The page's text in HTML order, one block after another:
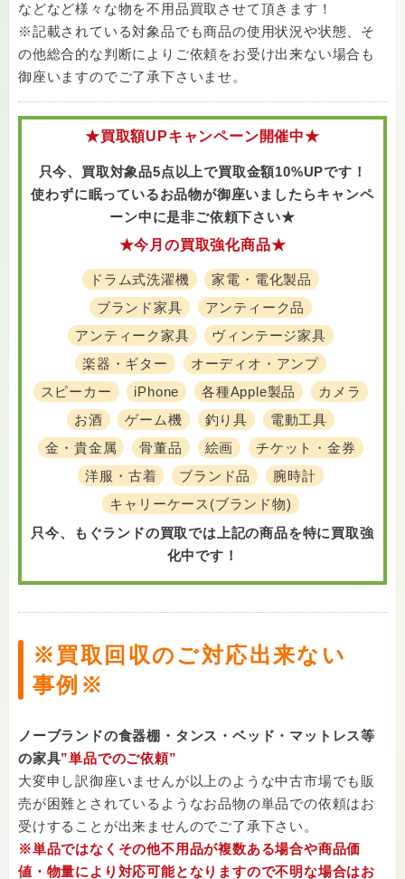
などなど様々な物を不用品買取させて頂きます！
※記載されている対象品でも商品の使用状況や状態、そ
の他総合的な判断によりご依頼をお受け出来ない場合も
御座いますのでご了承下さいませ。
★買取額UPキャンペーン開催中★
只今、買取対象品5点以上で買取金額10%UPです！
使わずに眠っているお品物が御座いましたらキャンペ
ーン中に是非ご依頼下さい★
★今月の買取強化商品★
ドラム式洗濯機
家電・電化製品
ブランド家具
アンティーク品
アンティーク家具
ヴィンテージ家具
楽器・ギター
オーディオ・アンプ
スピーカー
iPhone 各種Apple製品
カメラ
お酒
ゲーム機 釣り具
電動工具
金・貴金属
骨董品 絵画
チケット・金券
洋服・古着
ブランド品
腕時計
キャリーケース(ブランド物)
只今、もぐランドの買取では上記の商品を特に買取強
化中です！
※買取回収のご対応出来ない
事例※
ノーブランドの食器棚・タンス・ベッド・マットレス等
の家具”単品でのご依頼”
大変申し訳御座いませんが以上のような中古市場でも販
売が困難とされているようなお品物の単品での依頼はお
受けすることが出来ませんのでご了承下さい。
※単品ではなくその他不用品が複数ある場合や商品価
値・物量により対応可能となりますので不明な場合はお